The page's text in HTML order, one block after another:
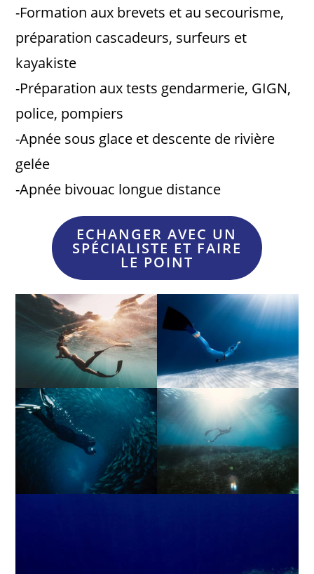
-Formation aux brevets et au secourisme,
préparation cascadeurs, surfeurs et
kayakiste
-Préparation aux tests gendarmerie, GIGN,
police, pompiers
-Apnée sous glace et descente de rivière
gelée
-Apnée bivouac longue distance
ECHANGER AVEC UN
SPÉCIALISTE ET FAIRE
LE POINT